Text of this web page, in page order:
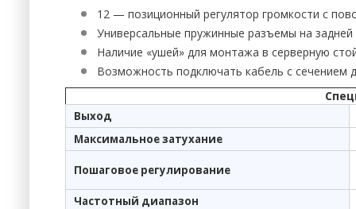
12 — позиционный регулятор громкости с
Универсальные пружинные разъемы на
Наличие «ушей» для монтажа в серверную
Возможность подключать кабель с сечением
Выход
Максимальное затухание
Пошаговое регулирование
Частотный диапазон